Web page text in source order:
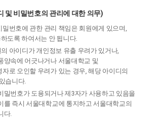
및 비밀번호의 관리에 대한 의무)
번호에 관한 관리 책임은 회원에게 있으며,
도록 하여서는 안 됩니다.
아이디가 개인정보 유출 우려가 있거나,
양속에 어긋나거나 서울대학교 및
로 오인할 우려가 있는 경우, 해당 아이디의
습니다.
번호가 도용되거나 제3자가 사용하고 있음을
를 즉시 서울대학교에 통지하고 서울대학교의
다.